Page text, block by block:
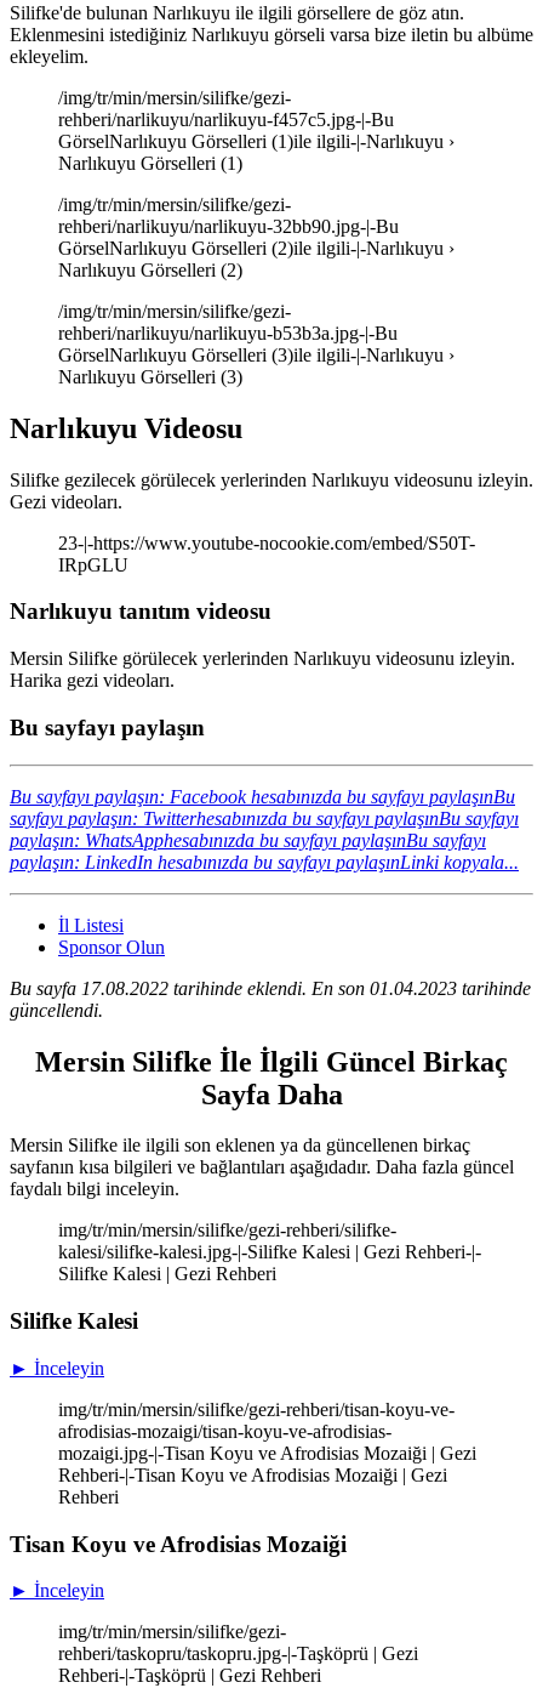
Silifke'de bulunan Narlıkuyu ile ilgili görsellere de göz atın.
Eklenmesini istediğiniz Narlıkuyu görseli varsa bize iletin bu albüme
ekleyelim.
/img/tr/min/mersin/silifke/gezi-
rehberi/narlikuyu/narlikuyu-f457c5.jpg-|-Bu
GörselNarlıkuyu Görselleri (1)ile ilgili-|-Narlıkuyu ›
Narlıkuyu Görselleri (1)
/img/tr/min/mersin/silifke/gezi-
rehberi/narlikuyu/narlikuyu-32bb90.jpg-|-Bu
GörselNarlıkuyu Görselleri (2)ile ilgili-|-Narlıkuyu ›
Narlıkuyu Görselleri (2)
/img/tr/min/mersin/silifke/gezi-
rehberi/narlikuyu/narlikuyu-b53b3a.jpg-|-Bu
GörselNarlıkuyu Görselleri (3)ile ilgili-|-Narlıkuyu ›
Narlıkuyu Görselleri (3)
Narlıkuyu Videosu
Silifke gezilecek görülecek yerlerinden Narlıkuyu videosunu izleyin.
Gezi videoları.
23-|-https://www.youtube-nocookie.com/embed/S50T-
IRpGLU
Narlıkuyu tanıtım videosu
Mersin Silifke görülecek yerlerinden Narlıkuyu videosunu izleyin.
Harika gezi videoları.
Bu sayfayı paylaşın
Bu sayfayı paylaşın: Facebook hesabınızda bu sayfayı paylaşınBu
sayfayı paylaşın: Twitterhesabınızda bu sayfayı paylaşınBu sayfayı
paylaşın: WhatsApphesabınızda bu sayfayı paylaşınBu sayfayı
paylaşın: LinkedIn hesabınızda bu sayfayı paylaşınLinki kopyala...
İl Listesi
Sponsor Olun
Bu sayfa 17.08.2022 tarihinde eklendi. En son 01.04.2023 tarihinde
güncellendi.
Mersin Silifke İle İlgili Güncel Birkaç
Sayfa Daha
Mersin Silifke ile ilgili son eklenen ya da güncellenen birkaç
sayfanın kısa bilgileri ve bağlantıları aşağıdadır. Daha fazla güncel
faydalı bilgi inceleyin.
img/tr/min/mersin/silifke/gezi-rehberi/silifke-
kalesi/silifke-kalesi.jpg-|-Silifke Kalesi | Gezi Rehberi-|-
Silifke Kalesi | Gezi Rehberi
Silifke Kalesi
► İnceleyin
img/tr/min/mersin/silifke/gezi-rehberi/tisan-koyu-ve-
afrodisias-mozaigi/tisan-koyu-ve-afrodisias-
mozaigi.jpg-|-Tisan Koyu ve Afrodisias Mozaiği | Gezi
Rehberi-|-Tisan Koyu ve Afrodisias Mozaiği | Gezi
Rehberi
Tisan Koyu ve Afrodisias Mozaiği
► İnceleyin
img/tr/min/mersin/silifke/gezi-
rehberi/taskopru/taskopru.jpg-|-Taşköprü | Gezi
Rehberi-|-Taşköprü | Gezi Rehberi